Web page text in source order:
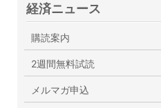
経済ニュース
購読案内
2週間無料試読
メルマガ申込